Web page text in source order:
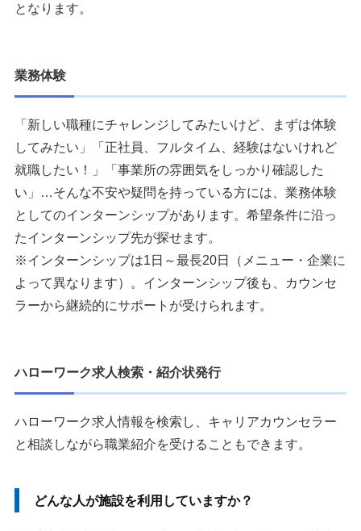
となります。
業務体験
「新しい職種にチャレンジしてみたいけど、まずは体験
してみたい」「正社員、フルタイム、経験はないけれど
就職したい！」「事業所の雰囲気をしっかり確認した
い」…そんな不安や疑問を持っている方には、業務体験
としてのインターンシップがあります。希望条件に沿っ
たインターンシップ先が探せます。
※インターンシップは1日～最長20日（メニュー・企業に
よって異なります）。インターンシップ後も、カウンセ
ラーから継続的にサポートが受けられます。
ハローワーク求人検索・紹介状発行
ハローワーク求人情報を検索し、キャリアカウンセラー
と相談しながら職業紹介を受けることもできます。
どんな人が施設を利用していますか？